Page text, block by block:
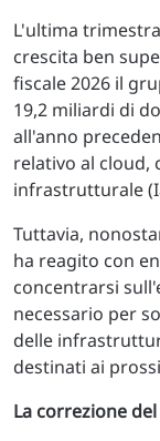
L'ultima
crescita ben
fiscale 2026 il
19,2 miliardi di
all'anno
relativo al cloud,
infrastrutturale
Tuttavia,
ha reagito con
concentrarsi
necessario per
delle
destinati ai
La correzione